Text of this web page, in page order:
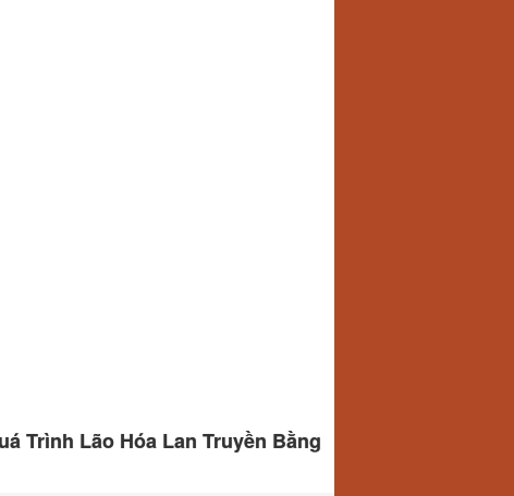
Trình Lão Hóa Lan Truyền Bằng